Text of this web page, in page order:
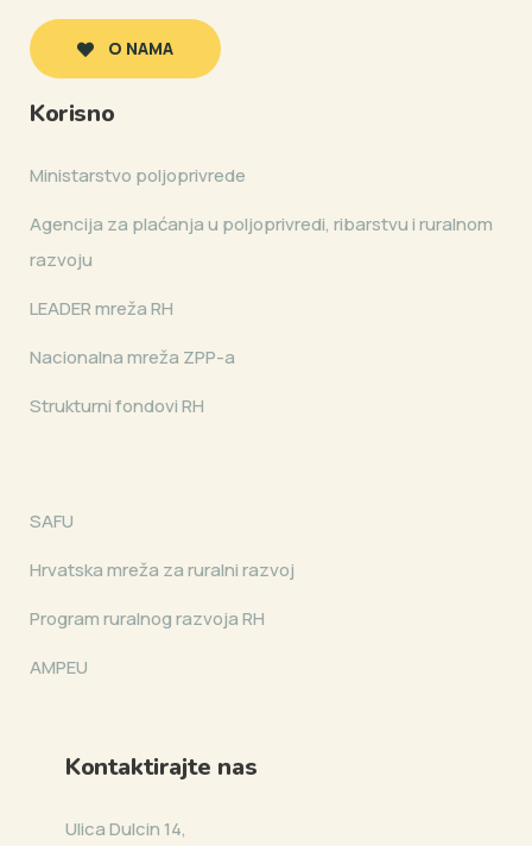
O NAMA
Korisno
Ministarstvo poljoprivrede
Agencija za plaćanja u poljoprivredi, ribarstvu i ruralnom
razvoju
LEADER mreža RH
Nacionalna mreža ZPP-a
Strukturni fondovi RH
SAFU
Hrvatska mreža za ruralni razvoj
Program ruralnog razvoja RH
AMPEU
Kontaktirajte nas
Ulica Dulcin 14,